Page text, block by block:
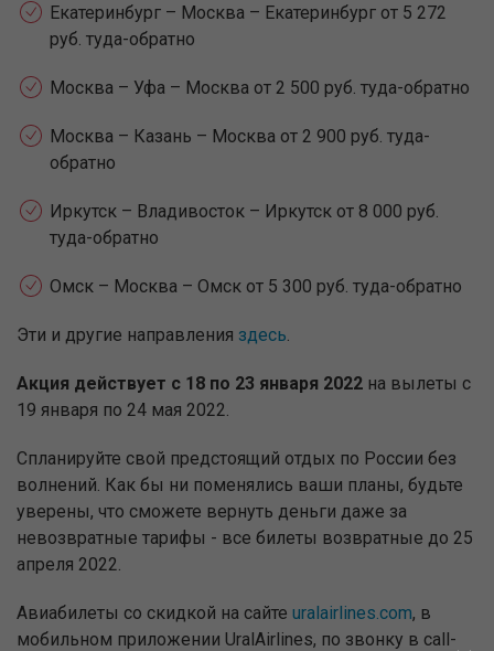
Екатеринбург – Москва – Екатеринбург от 5 272
руб. туда-обратно
Москва – Уфа – Москва от 2 500 руб. туда-обратно
Москва – Казань – Москва от 2 900 руб. туда-
обратно
Иркутск – Владивосток – Иркутск от 8 000 руб.
туда-обратно
Омск – Москва – Омск от 5 300 руб. туда-обратно
Эти и другие направления здесь.
Акция действует с 18 по 23 января 2022 на вылеты с
19 января по 24 мая 2022.
Спланируйте свой предстоящий отдых по России без
волнений. Как бы ни поменялись ваши планы, будьте
уверены, что сможете вернуть деньги даже за
невозвратные тарифы - все билеты возвратные до 25
апреля 2022.
Авиабилеты со скидкой на сайте uralairlines.com, в
мобильном приложении UralAirlines, по звонку в call-